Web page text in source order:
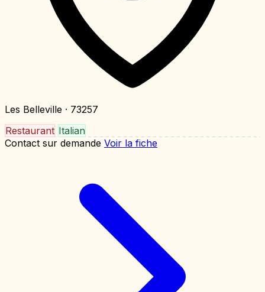
Les Belleville · 73257
Restaurant Italian
Contact sur demande Voir la fiche